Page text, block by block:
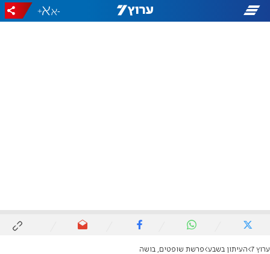
-
+
ערוץ 7 העיתון בשבע פרשת שופטים, בושה